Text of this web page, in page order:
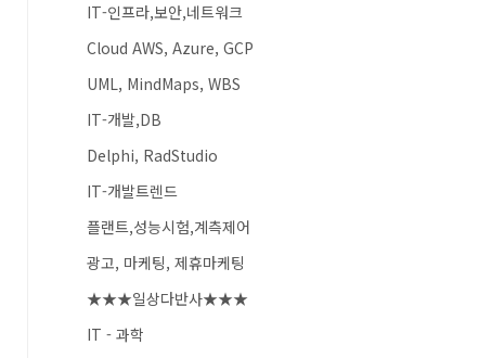
IT-인프라,보안,네트워크
Cloud AWS, Azure, GCP
UML, MindMaps, WBS
IT-개발,DB
Delphi, RadStudio
IT-개발트렌드
플랜트,성능시험,계측제어
광고, 마케팅, 제휴마케팅
★★★일상다반사★★★
IT - 과학